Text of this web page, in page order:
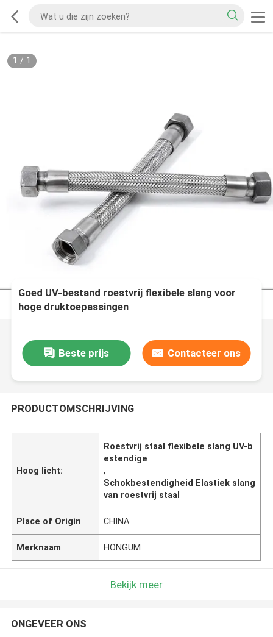
1 / 1
Goed UV-bestand roestvrij flexibele slang voor
hoge druktoepassingen
Beste prijs Contacteer ons
PRODUCTOMSCHRIJVING
Hoog licht:
Roestvrij staal flexibele slang UV-b
estendige
,
Schokbestendigheid Elastiek slang
van roestvrij staal
Place of Origin CHINA
Merknaam HONGUM
Bekijk meer
ONGEVEER ONS